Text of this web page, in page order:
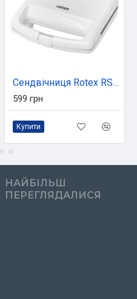
Сендвічниця Rotex RSM110-W
599 грн
Купити
НАЙБІЛЬШ
ПЕРЕГЛЯДАЛИСЯ